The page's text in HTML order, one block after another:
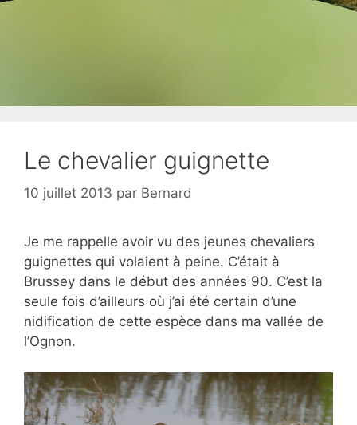
Le chevalier guignette
10 juillet 2013 par Bernard
Je me rappelle avoir vu des jeunes chevaliers
guignettes qui volaient à peine. C’était à
Brussey dans le début des années 90. C’est la
seule fois d’ailleurs où j’ai été certain d’une
nidification de cette espèce dans ma vallée de
l’Ognon.